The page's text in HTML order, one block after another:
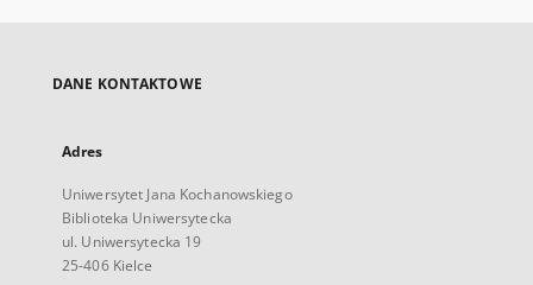
DANE KONTAKTOWE
Adres
Uniwersytet Jana Kochanowskiego
Biblioteka Uniwersytecka
ul. Uniwersytecka 19
25-406 Kielce